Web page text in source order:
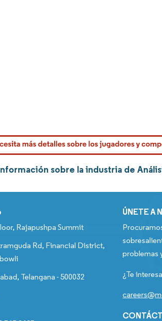
sobre la industria de
Rajapushpa Summit
Rd, Financial District,
Telangana - 500032
ÚNETE A
problemas
¿Te